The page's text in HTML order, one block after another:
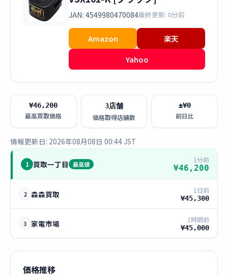
JAN: 4549980470084最終更新: 0分前
Amazon
楽天
Yahoo
¥46,200
最高買取価格
3店舗
価格取得店舗数
±¥0
前日比
情報更新日: 2026年08月08日 00:44 JST
1 買取一丁目 最高値
1分前
¥46,200
2 森森買取 1日前
¥45,300
3 家電市場 1時間前
¥45,000
価格推移